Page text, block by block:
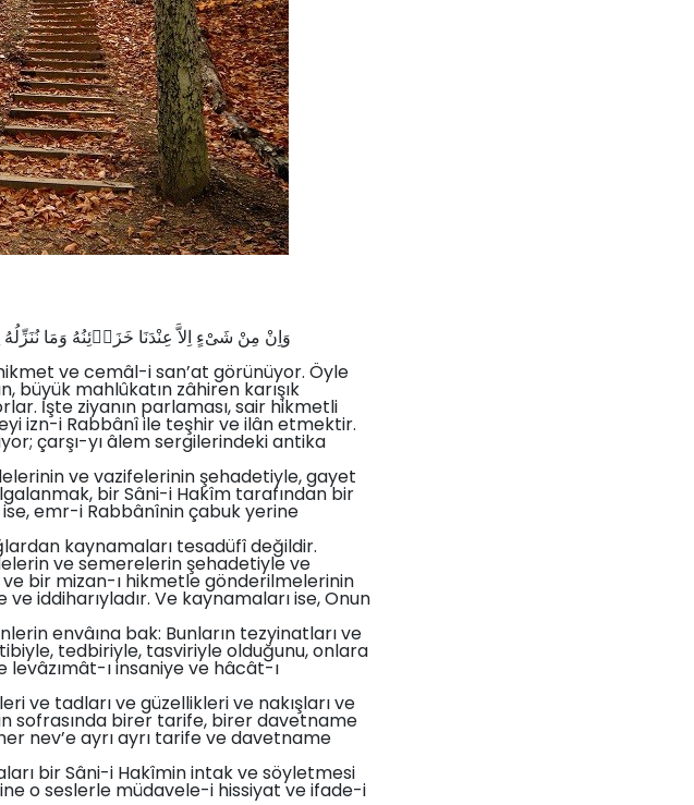
وَاِنْ مِنْ شَىْءٍ اِلاَّ عِنْدَنَا خَزَاۤئِنُهُ وَمَا
ve cemâl-i san’at görünüyor. Öyle
büyük mahlûkatın zâhiren karışık
İşte ziyanın parlaması, sair hikmetli
izn-i Rabbânî ile teşhir ve ilân etmektir.
çarşı-yı âlem sergilerindeki antika
ve vazifelerinin şehadetiyle, gayet
bir Sâni-i Hakîm tarafından bir
emr-i Rabbânînin çabuk yerine
kaynamaları tesadüfî değildir.
ve semerelerin şehadetiyle ve
bir mizan-ı hikmetle gönderilmelerinin
iddiharıyladır. Ve kaynamaları ise, Onun
envâına bak: Bunların tezyinatları ve
tedbiriyle, tasviriyle olduğunu, onlara
ı insaniye ve hâcât-ı
ve tadları ve güzellikleri ve nakışları ve
sofrasında birer tarife, birer davetname
nev’e ayrı ayrı tarife ve davetname
bir Sâni-i Hakîmin intak ve söyletmesi
o seslerle müdavele-i hissiyat ve ifade-i